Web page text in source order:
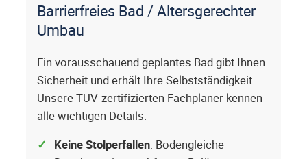
Barrierfreies Bad / Altersgerechter
Umbau
Ein vorausschauend geplantes Bad gibt Ihnen
Sicherheit und erhält Ihre Selbstständigkeit.
Unsere TÜV-zertifizierten Fachplaner kennen
alle wichtigen Details.
Keine Stolperfallen: Bodengleiche